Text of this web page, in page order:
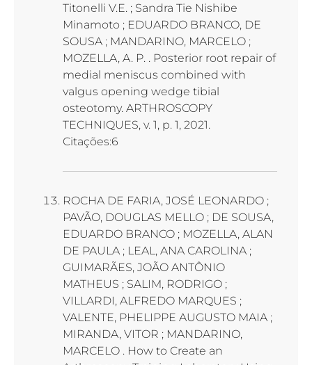
Titonelli V.E. ; Sandra Tie Nishibe
Minamoto ; EDUARDO BRANCO, DE
SOUSA ; MANDARINO, MARCELO ;
MOZELLA, A. P. . Posterior root repair of
medial meniscus combined with
valgus opening wedge tibial
osteotomy. ARTHROSCOPY
TECHNIQUES, v. 1, p. 1, 2021.
Citações:6
ROCHA DE FARIA, JOSÉ LEONARDO ;
PAVÃO, DOUGLAS MELLO ; DE SOUSA,
EDUARDO BRANCO ; MOZELLA, ALAN
DE PAULA ; LEAL, ANA CAROLINA ;
GUIMARÃES, JOÃO ANTÔNIO
MATHEUS ; SALIM, RODRIGO ;
VILLARDI, ALFREDO MARQUES ;
VALENTE, PHELIPPE AUGUSTO MAIA ;
MIRANDA, VITOR ; MANDARINO,
MARCELO . How to Create an